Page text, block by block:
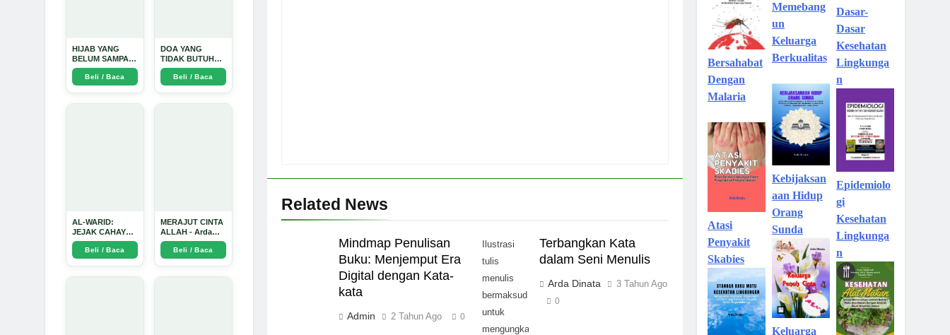
HIJAB YANG
BELUM SAMPAI
KE HATI: Ketika
Cinta Seorang
Ustadz Menjadi
Beli / Baca
DOA YANG
TIDAK BUTUH
SINYAL: Kisah
Tiga Jiwa yang
Tersesat di Era AI
Beli / Baca
AL-WARID:
JEJAK CAHAYA
DI ANTARA DUA
ZAMAN - Arda
Dinata
Beli / Baca
MERAJUT CINTA
ALLAH - Arda
Dinata
Beli / Baca
Related News
Mindmap Penulisan
Buku: Menjemput Era
Digital dengan Kata-
kata
Admin 2 Tahun Ago 0
Ilustrasi
tulis
menulis
bermaksud
untuk
mengungkapkan
Terbangkan Kata
dalam Seni Menulis
Arda Dinata 3 Tahun Ago
0
Bersahabat
Dengan
Malaria
Atasi
Penyakit
Skabies
Memebang
un
Keluarga
Berkualitas
Kebijaksan
aan Hidup
Orang
Sunda
Keluarga
Dasar-
Dasar
Kesehatan
Lingkunga
n
Epidemiolo
gi
Kesehatan
Lingkunga
n